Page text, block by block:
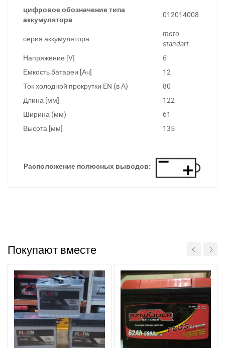
цифровое обозначение типа
аккумулятора
012014008
серия аккумулятора
moto
standart
Напряжение [V]
6
Емкость батареи [Ач]
12
Ток холодной прокрутки EN (в А)
80
Длина [мм]
122
Ширина (мм)
61
Высота [мм]
135
Расположение полюсных выводов:
Покупают вместе